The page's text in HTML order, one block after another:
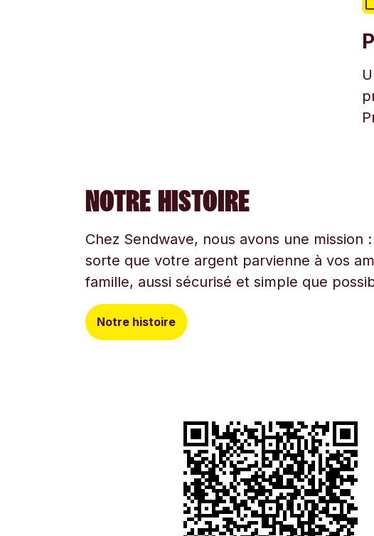
NOTRE HISTOIRE
Chez Sendwave, nous avons une mission
sorte que votre argent parvienne à vos
famille, aussi sécurisé et simple que
Notre histoire